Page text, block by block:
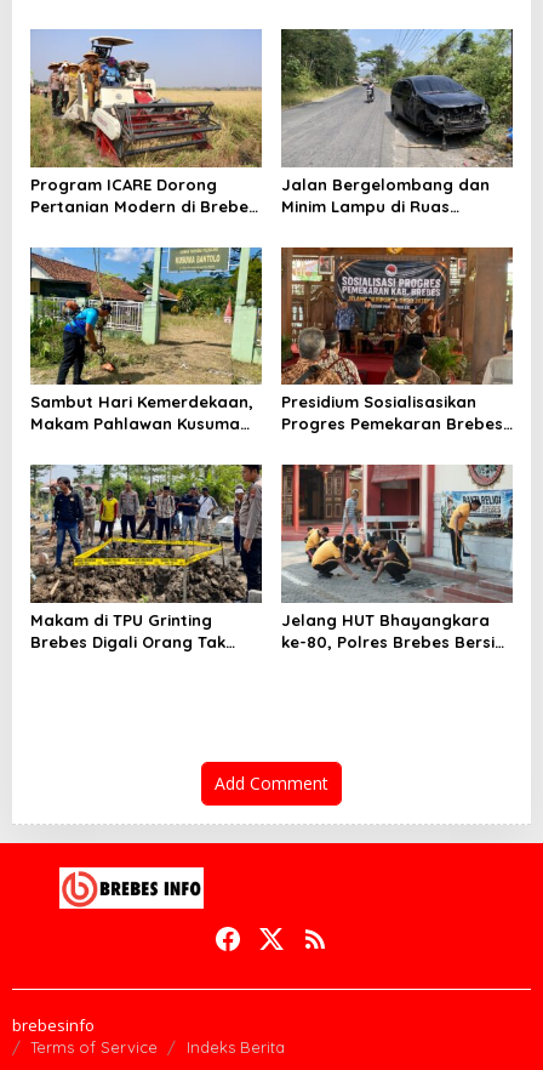
Kesiapsiagaan Bencana dan
Karhutla
Indonesia
Program ICARE Dorong
Pertanian Modern di Brebes,
Tembus 10,2 Ton per Hektare
Jalan Bergelombang dan
Minim Lampu di Ruas
Telan Korban, Innova
Hantam Pohon di
Bantarkawung
Sambut Hari Kemerdekaan,
Makam Pahlawan Kusuma
Dibersihkan
Presidium Sosialisasikan
Progres Pemekaran Brebes
Pansus DPRD Jateng Jadi
Tahap Berikutnya
Makam di TPU Grinting
Brebes Digali Orang Tak
Jelang HUT Bhayangkara
ke-80, Polres Brebes Bersih-
Add Comment
brebesinfo
Terms of Service Indeks Berita